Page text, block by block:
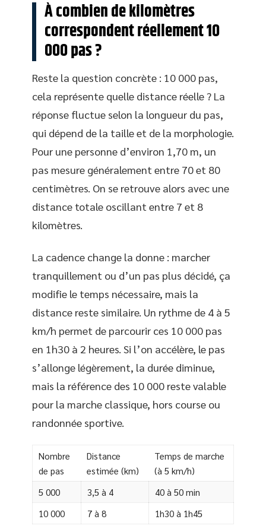
À combien de kilomètres
correspondent réellement 10
000 pas ?
Reste la question concrète : 10 000 pas,
cela représente quelle distance réelle ? La
réponse fluctue selon la longueur du pas,
qui dépend de la taille et de la morphologie.
Pour une personne d’environ 1,70 m, un
pas mesure généralement entre 70 et 80
centimètres. On se retrouve alors avec une
distance totale oscillant entre 7 et 8
kilomètres.
La cadence change la donne : marcher
tranquillement ou d’un pas plus décidé, ça
modifie le temps nécessaire, mais la
distance reste similaire. Un rythme de 4 à 5
km/h permet de parcourir ces 10 000 pas
en 1h30 à 2 heures. Si l’on accélère, le pas
s’allonge légèrement, la durée diminue,
mais la référence des 10 000 reste valable
pour la marche classique, hors course ou
randonnée sportive.
Nombre
de pas
Distance
estimée (km)
Temps de marche
(à 5 km/h)
5 000
3,5 à 4
40 à 50 min
10 000
7 à 8 1h30 à 1h45